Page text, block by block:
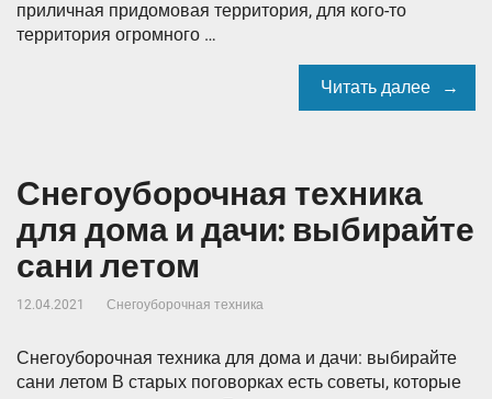
приличная придомовая территория, для кого-то
территория огромного …
Читать далее
Снегоуборочная техника
для дома и дачи: выбирайте
сани летом
12.04.2021 Снегоуборочная техника
Снегоуборочная техника для дома и дачи: выбирайте
сани летом В старых поговорках есть советы, которые